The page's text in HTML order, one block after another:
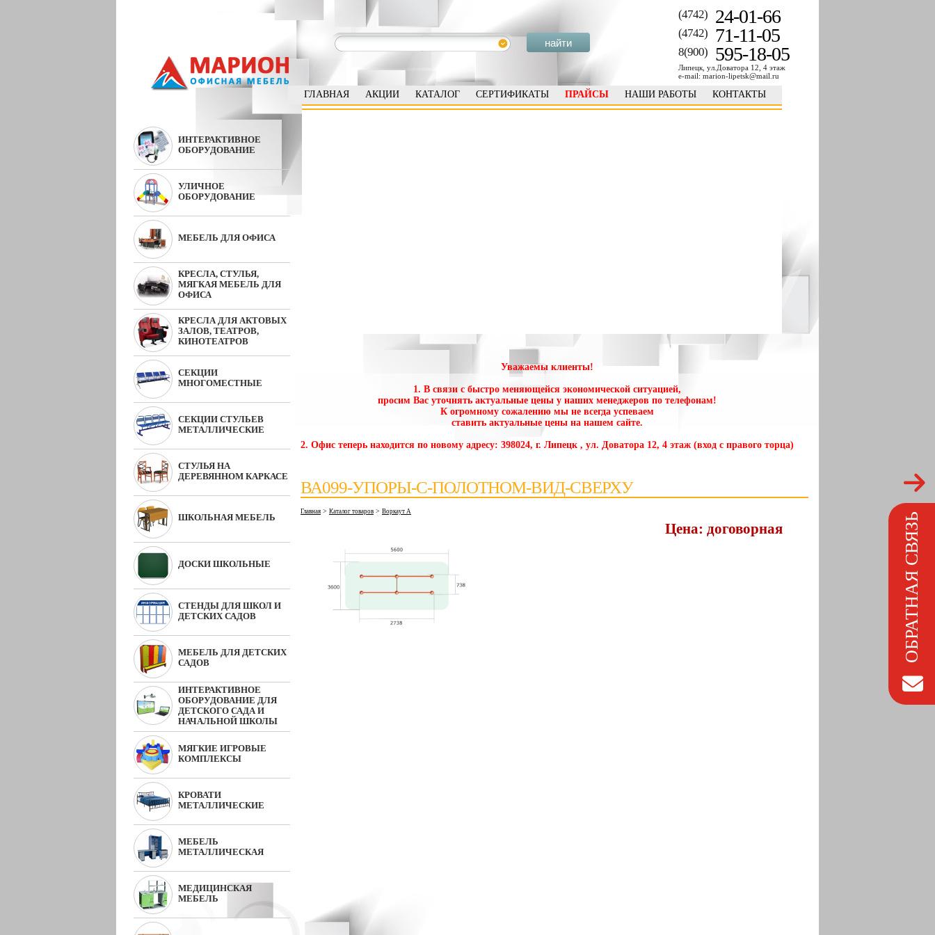
ОБРАТНАЯ СВЯЗЬ
(4742) 24-01-66
(4742) 71-11-05
8(900) 595-18-05
Липецк, ул.Доватора 12, 4 этаж
e-mail: marion-lipetsk@mail.ru
ГЛАВНАЯ АКЦИИ КАТАЛОГ СЕРТИФИКАТЫ ПРАЙСЫ НАШИ РАБОТЫ КОНТАКТЫ
ИНТЕРАКТИВНОЕ
ОБОРУДОВАНИЕ
УЛИЧНОЕ
ОБОРУДОВАНИЕ
МЕБЕЛЬ ДЛЯ ОФИСА
КРЕСЛА, СТУЛЬЯ,
МЯГКАЯ МЕБЕЛЬ ДЛЯ
ОФИСА
КРЕСЛА ДЛЯ АКТОВЫХ
ЗАЛОВ, ТЕАТРОВ,
КИНОТЕАТРОВ
СЕКЦИИ
МНОГОМЕСТНЫЕ
СЕКЦИИ СТУЛЬЕВ
МЕТАЛЛИЧЕСКИЕ
СТУЛЬЯ НА
ДЕРЕВЯННОМ КАРКАСЕ
ШКОЛЬНАЯ МЕБЕЛЬ
ДОСКИ ШКОЛЬНЫЕ
СТЕНДЫ ДЛЯ ШКОЛ И
ДЕТСКИХ САДОВ
МЕБЕЛЬ ДЛЯ ДЕТСКИХ
САДОВ
ИНТЕРАКТИВНОЕ
ОБОРУДОВАНИЕ ДЛЯ
ДЕТСКОГО САДА И
НАЧАЛЬНОЙ ШКОЛЫ
МЯГКИЕ ИГРОВЫЕ
КОМПЛЕКСЫ
КРОВАТИ
МЕТАЛЛИЧЕСКИЕ
МЕБЕЛЬ
МЕТАЛЛИЧЕСКАЯ
МЕДИЦИНСКАЯ
МЕБЕЛЬ
Уважаемы клиенты!
1. В связи с быстро меняющейся экономической ситуацией,
просим Вас уточнять актуальные цены у наших менеджеров по телефонам!
К огромному сожалению мы не всегда успеваем
ставить актуальные цены на нашем сайте.
2. Офис теперь находится по новому адресу: 398024, г. Липецк , ул. Доватора 12, 4 этаж (вход с правого торца)
ВА099-УПОРЫ-С-ПОЛОТНОМ-ВИД-СВЕРХУ
Главная > Каталог товаров > Воркаут А
Цена: договорная